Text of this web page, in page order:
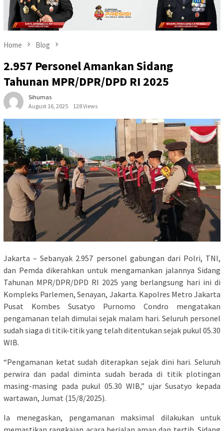
Home Blog
2.957 Personel Amankan Sidang
Tahunan MPR/DPR/DPD RI 2025
Sihumas
August 16, 2025
128 Views
Jakarta – Sebanyak 2.957 personel gabungan dari Polri, TNI,
dan Pemda dikerahkan untuk mengamankan jalannya Sidang
Tahunan MPR/DPR/DPD RI 2025 yang berlangsung hari ini di
Kompleks Parlemen, Senayan, Jakarta. Kapolres Metro Jakarta
Pusat Kombes Susatyo Purnomo Condro mengatakan
pengamanan telah dimulai sejak malam hari. Seluruh personel
sudah siaga di titik-titik yang telah ditentukan sejak pukul 05.30
WIB.
“Pengamanan ketat sudah diterapkan sejak dini hari. Seluruh
perwira dan padal diminta sudah berada di titik plotingan
masing-masing pada pukul 05.30 WIB,” ujar Susatyo kepada
wartawan, Jumat (15/8/2025).
Ia menegaskan, pengamanan maksimal dilakukan untuk